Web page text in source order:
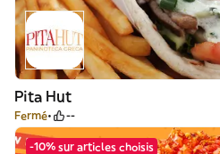
Pita Hut
Fermé --
-10% sur articles choisis